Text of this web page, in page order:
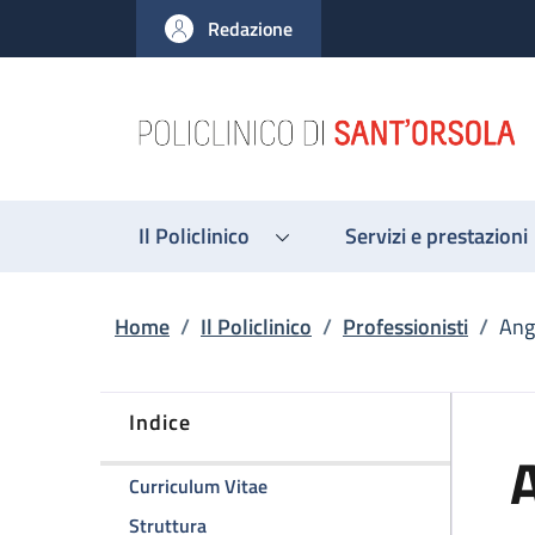
al contenuto principale
to footer content
Redazione
Il Policlinico Servizi e prestazioni
Briciole di pane
Home / Il Policlinico / Professionisti /
Indice
Curriculum Vitaedella pagina Angela Miniaci
Strutturadella pagina Angela Miniaci